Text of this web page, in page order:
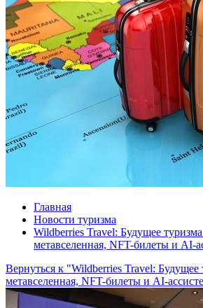
Главная
Новости туризма
Wildberries Travel: Будущее
метавселенная, NFT-билеты и AI-
Вернуться к "Wildberries Travel:
метавселенная, NFT-билеты и AI-